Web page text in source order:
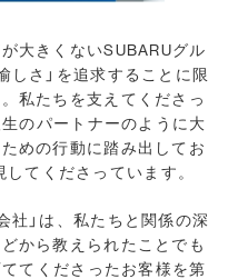
大きくないSUBARUグル
しさ」を追求することに限
私たちを支えてくださっ
のパートナーのように大
めの行動に踏み出してお
してくださっています。
社」は、私たちと関係の深
から教えられたことでも
てくださったお客様を第